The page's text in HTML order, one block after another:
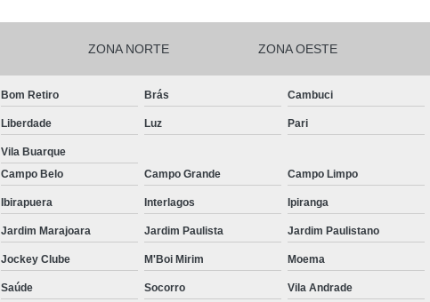
ZONA NORTE ZONA OESTE
Bom Retiro Brás Cambuci
Liberdade Luz Pari
Vila Buarque
Campo Belo Campo Grande Campo Limpo
Ibirapuera Interlagos Ipiranga
Jardim Marajoara Jardim Paulista Jardim Paulistano
Jockey Clube M'Boi Mirim Moema
Saúde Socorro Vila Andrade